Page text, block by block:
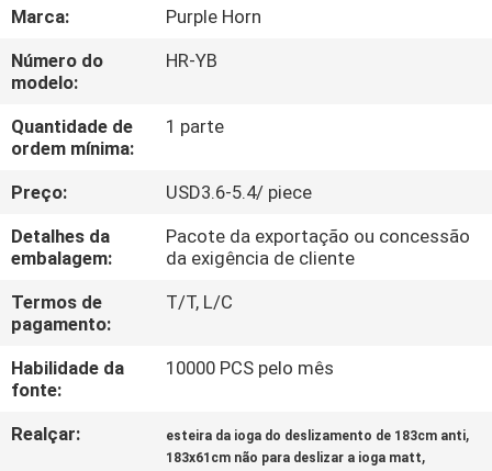
EXCURSÃO
DA
FÁBRICA
CONTROLE
DA
QUALIDADE
CONTACTE-
NOS
Marca:
Purple Horn
Número do
modelo:
HR-YB
Quantidade de
ordem mínima:
1 parte
Preço:
USD3.6-5.4/ piece
Detalhes da
embalagem:
Pacote da exportação ou concessão
da exigência de cliente
Termos de
pagamento:
T/T, L/C
Habilidade da
fonte:
10000 PCS pelo mês
Realçar: esteira da ioga do deslizamento de 183cm anti,
183x61cm não para deslizar a ioga matt,